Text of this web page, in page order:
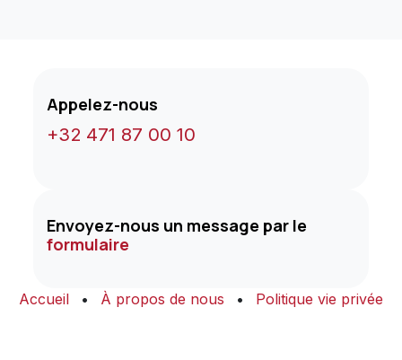
Appelez-nous
+32 471 87 00 10
Envoyez-nous un message par le
formulaire
Accueil • À propos de nous • Politique vie privée